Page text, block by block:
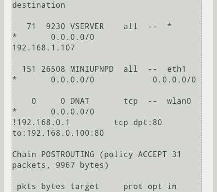
destination
*       0.0.0.0/0
192.168.1.107
*       0.0.0.0/0            0.0.0.0/0
*       0.0.0.0/0
!192.168.0.1         tcp dpt:80
to:192.168.0.100:80
Chain POSTROUTING (policy ACCEPT 31
packets, 9967 bytes)